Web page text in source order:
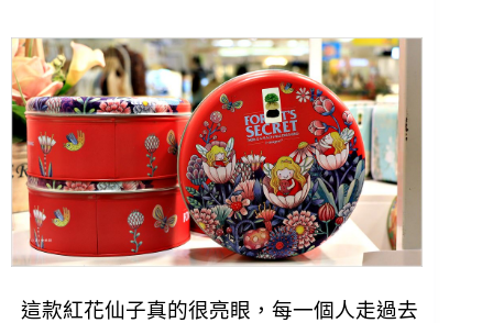
這款紅花仙子真的很亮眼，每一個人走過去